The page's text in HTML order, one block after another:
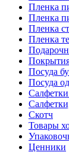
Пленка
Пленка
Пленка
Пленка
Посуда
Посуда
Скотч
Товары
Ценники